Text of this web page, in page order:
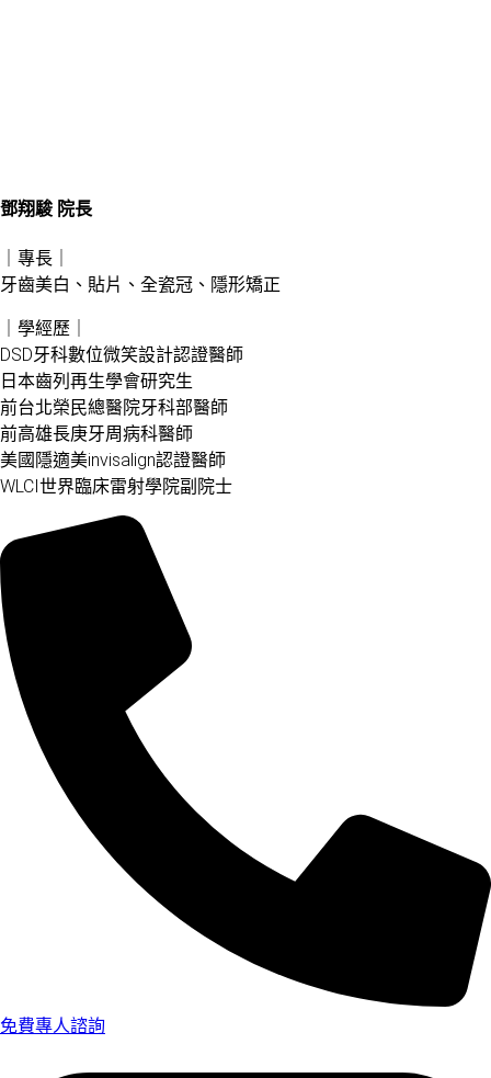
鄧翔駿 院長
｜專長｜
牙齒美白、貼片、全瓷冠、隱形矯正
｜學經歷｜
DSD牙科數位微笑設計認證醫師
日本齒列再生學會研究生
前台北榮民總醫院牙科部醫師
前高雄長庚牙周病科醫師
美國隱適美invisalign認證醫師
WLCI世界臨床雷射學院副院士
免費專人諮詢